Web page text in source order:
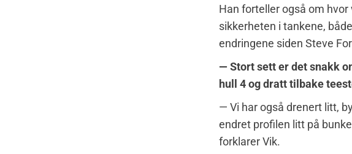
Han forteller også om
sikkerheten i tankene,
endringene siden Steve
— Stort sett er det snakk
hull 4 og dratt tilbake
— Vi har også drenert litt,
endret profilen litt på
forklarer Vik.